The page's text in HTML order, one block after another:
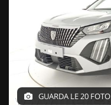
NOLEGGIO BREVE TERMINE
CONTATTI
GUARDA LE 20 FOTO